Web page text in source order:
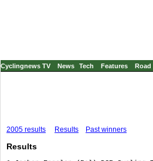
Cyclingnews TV News Tech Features Road
2005 results Results Past winners
Results